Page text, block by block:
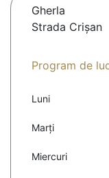
Gherla
Strada Crișan
Program de
Luni
Marți
Miercuri